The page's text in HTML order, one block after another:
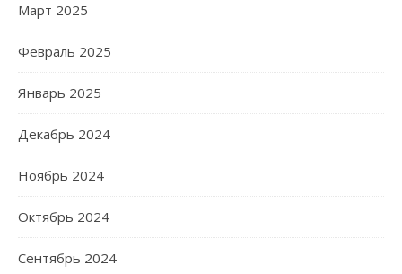
Март 2025
Февраль 2025
Январь 2025
Декабрь 2024
Ноябрь 2024
Октябрь 2024
Сентябрь 2024